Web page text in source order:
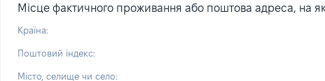
Місце фактичного проживання або поштова адреса, на
Країна:
Поштовий індекс:
Місто, селище чи село: